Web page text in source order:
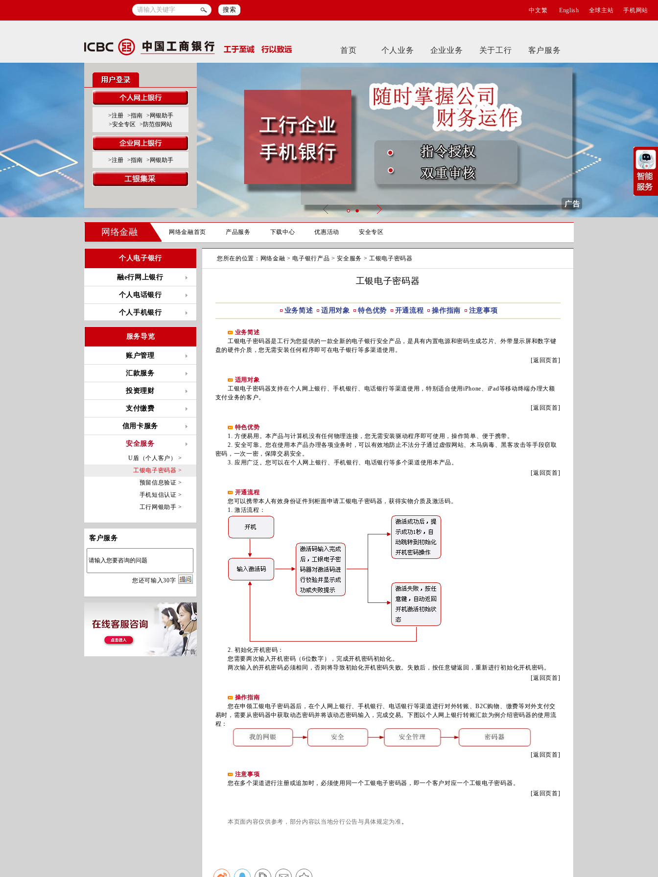
搜索 中文繁 English 全球主站 手机网站
首页 个人业务 企业业务 关于工行 客户服务
>注册 >指南
>网银助手
>安全专区
>防范假网站
>注册 >指南 >网银助手
网络金融 网络金融首页 产品服务 下载中心 优惠活动 安全专区
个人电子银行
融e行网上银行
个人电话银行
个人手机银行
服务导览
账户管理
汇款服务
投资理财
支付缴费
信用卡服务
安全服务
U盾（个人客户） >
工银电子密码器 >
预留信息验证 >
手机短信认证 >
工行网银助手 >
客户服务
您还可输入30字
您所在的位置： 网络金融 >电子银行产品 >安全服务 >工银电子密码器
工银电子密码器
业务简述 适用对象 特色优势 开通流程 操作指南 注意事项
业务简述
工银电子密码器是工行为您提供的一款全新的电子银行安全产品，是具有内置电源和密码生成芯片、外带显示屏和数字键
盘的硬件介质，您无需安装任何程序即可在电子银行等多渠道使用。
[返回页首]
适用对象
工银电子密码器支持在个人网上银行、手机银行、电话银行等渠道使用，特别适合使用iPhone、iPad等移动终端办理大额
支付业务的客户。
[返回页首]
特色优势
1. 方便易用。本产品与计算机没有任何物理连接，您无需安装驱动程序即可使用，操作简单、便于携带。
2. 安全可靠。您在使用本产品办理各项业务时，可以有效地防止不法分子通过虚假网站、木马病毒、黑客攻击等手段窃取
密码，一次一密，保障交易安全。
3. 应用广泛。您可以在个人网上银行、手机银行、电话银行等多个渠道使用本产品。
[返回页首]
开通流程
您可以携带本人有效身份证件到柜面申请工银电子密码器，获得实物介质及激活码。
1. 激活流程：
2. 初始化开机密码：
您需要两次输入开机密码（6位数字），完成开机密码初始化。
两次输入的开机密码必须相同，否则将导致初始化开机密码失败。失败后，按任意键返回，重新进行初始化开机密码。
[返回页首]
操作指南
您在申领工银电子密码器后，在个人网上银行、手机银行、电话银行等渠道进行对外转账、B2C购物、缴费等对外支付交
易时，需要从密码器中获取动态密码并将该动态密码输入，完成交易。下图以个人网上银行转账汇款为例介绍密码器的使用流
程：
[返回页首]
注意事项
您在多个渠道进行注册或追加时，必须使用同一个工银电子密码器，即一个客户对应一个工银电子密码器。
[返回页首]
本页面内容仅供参考，部分内容以当地分行公告与具体规定为准。